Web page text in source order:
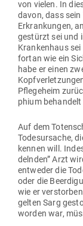
von vielen. In
davon, dass
Erkran­kungen,
gestürzt sei und
Kran­kenhaus
fortan wie ein
habe er einen
Pfle­geheim
phium
Auf dem
Todes­ur­sache,
kennen will.
delnden” Arzt
ent­weder die
oder die
wie er
gelten Sarg
worden war,